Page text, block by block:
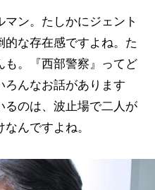
ン。たしかにジェント
的な存在感ですよね。た
も。『西部警察』ってど
ろんなお話があります
るのは、波止場で二人が
んですよね。